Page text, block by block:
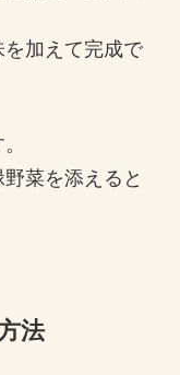
加えて完成で
菜を添えると
法